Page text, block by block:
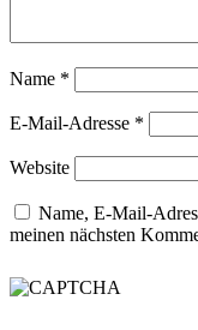
Name *
E-Mail-Adresse *
Website
Name, E-Mail-
meinen nächsten